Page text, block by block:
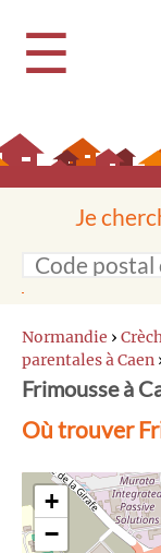
☰
Je
Normandie ›
parentales à Caen
Frimousse à
Où trouver
+
−